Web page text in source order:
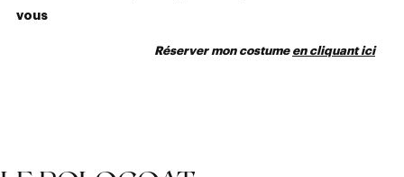
vous
Réserver mon costume en cliquant ici